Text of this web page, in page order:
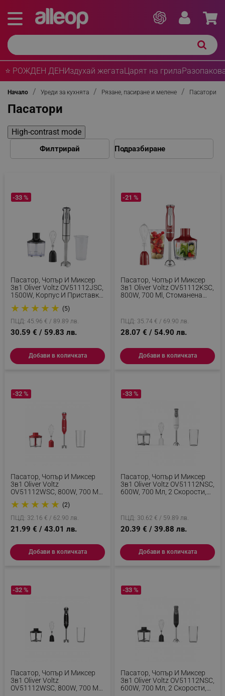
⭐ РОЖДЕН ДЕНИздухай жегатаЦарят на грила
Начало Уреди за кухнята Рязане, пасиране и мелене Пасатори
Пасатори
High-contrast mode
Филтрирай
Пасатор, Чопър И Миксер
3в1 Oliver Voltz OV51112JSC,
1500W, Корпус И Приставка
От Инокс, 2 Скорости,
Сребрист
★ ★ ★ ★ ★ (5)
-33 %
ПЦД: 45.96 € / 89.89 лв.
30.59 € / 59.83 лв.
Добави в количката
Пасатор, Чопър И Миксер
3в1 Oliver Voltz OV51112KSC,
800W, 700 Ml, Стоманена
-21 %
ПЦД: 35.74 € / 69.90 лв.
28.07 € / 54.90 лв.
Добави в количката
Пасатор, Чопър И Миксер
3в1 Oliver Voltz
OV51112WSC, 800W, 700 Мл,
2 Скорости, Острие И
Приставка За Разбъркване
От Неръждаема Стомана,
Червен
★ ★ ★ ★ ★ (2)
-32 %
ПЦД: 32.16 € / 62.90 лв.
21.99 € / 43.01 лв.
Добави в количката
Пасатор, Чопър И Миксер
3в1 Oliver Voltz OV51112NSC,
600W, 700 Мл, 2 Скорости,
Неръждаема Стомана, Бял
-33 %
ПЦД: 30.62 € / 59.89 лв.
20.39 € / 39.88 лв.
Добави в количката
Пасатор, Чопър И Миксер
3в1 Oliver Voltz
OV51112WSC, 800W, 700 Мл,
-32 %
Пасатор, Чопър И Миксер
3в1 Oliver Voltz OV51112NSC,
600W, 700 Мл, 2 Скорости,
-33 %